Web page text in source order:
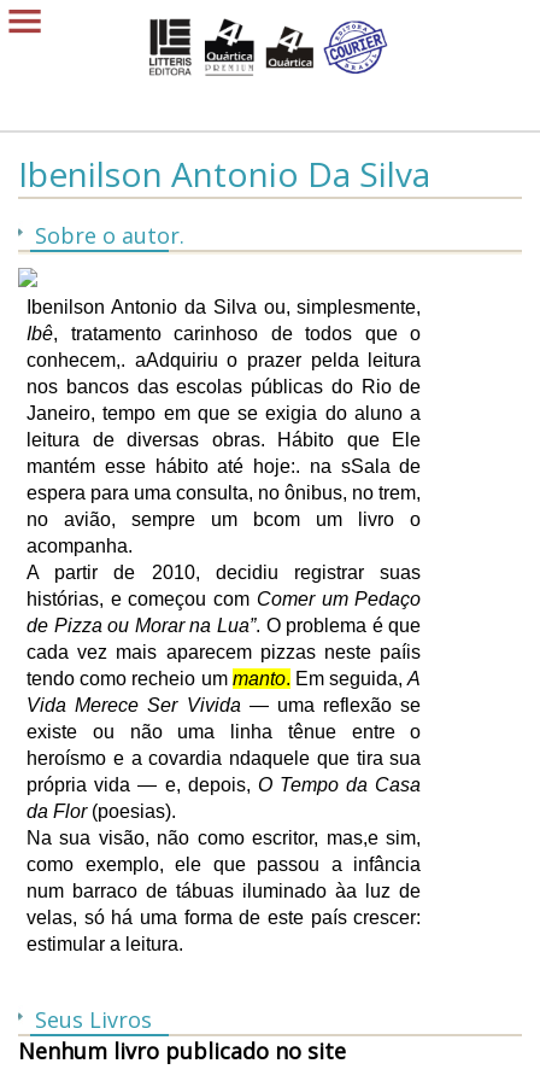
Ibenilson Antonio Da Silva
Sobre o autor.
Ibenilson Antonio da Silva ou, simplesmente,
Ibê, tratamento carinhoso de todos que o
conhecem,. aAdquiriu o prazer pelda leitura
nos bancos das escolas públicas do Rio de
Janeiro, tempo em que se exigia do aluno a
leitura de diversas obras. Hábito que Ele
mantém esse hábito até hoje:. na sSala de
espera para uma consulta, no ônibus, no trem,
no avião, sempre um bcom um livro o
acompanha.
A partir de 2010, decidiu registrar suas
histórias, e começou com Comer um Pedaço
de Pizza ou Morar na Lua”. O problema é que
cada vez mais aparecem pizzas neste paíis
tendo como recheio um manto. Em seguida,A
Vida Merece Ser Vivida ― uma reflexão se
existe ou não uma linha tênue entre o
heroísmo e a covardia ndaquele que tira sua
própria vida ― e, depois, O Tempo da Casa
da Flor (poesias).
Na sua visão, não como escritor, mas,e sim,
como exemplo, ele que passou a infância
num barraco de tábuas iluminado àa luz de
velas, só há uma forma de este país crescer:
estimular a leitura.
Seus Livros
Nenhum livro publicado no site